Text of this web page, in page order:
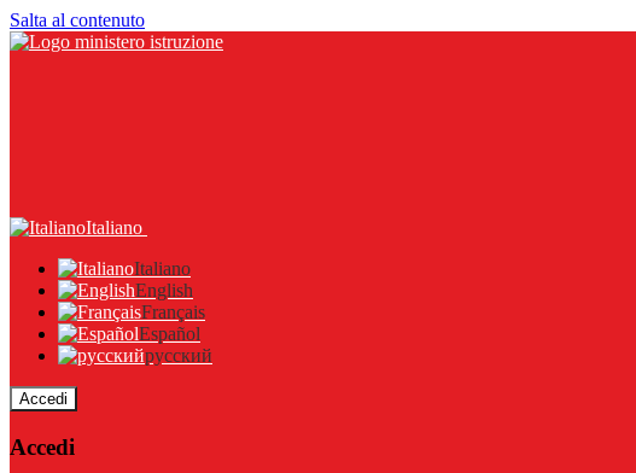
Salta al contenuto
Italiano
Italiano
English
Français
Español
русский
Accedi
Accedi